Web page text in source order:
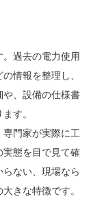
。過去の電力使用
情報を整理し、
、設備の仕様書
す。
専門家が実際に工
態を目で見て確
ない、現場なら
きな特徴です。